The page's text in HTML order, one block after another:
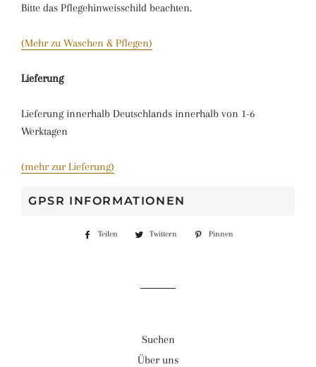
Bitte das Pflegehinweisschild beachten.
(Mehr zu Waschen & Pflegen)
Lieferung
Lieferung innerhalb Deutschlands innerhalb von 1-6
Werktagen
(mehr zur Lieferung)
GPSR INFORMATIONEN
Teilen
Auf
Twittern
Auf
Pinnen
Suchen
Über uns